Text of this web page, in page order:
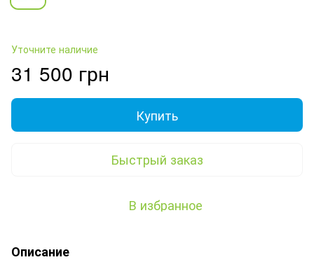
Уточните наличие
31 500 грн
Купить
Быстрый заказ
В избранное
Описание